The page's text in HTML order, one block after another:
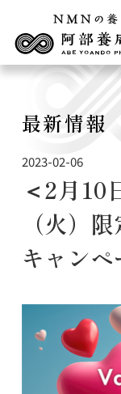
最新情報
2023-02-06
＜2月10
（火）
キャンペ